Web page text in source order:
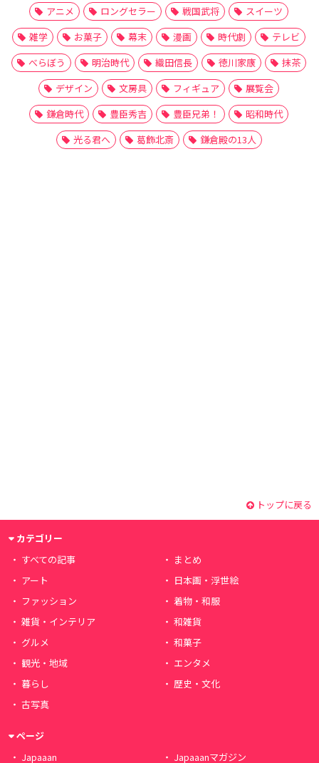
アニメ
ロングセラー 戦国武将
スイーツ
雑学
お菓子 幕末 漫画 時代劇
テレビ
べらぼう
明治時代 織田信長 徳川家康
抹茶
デザイン
文房具 フィギュア
展覧会
鎌倉時代
豊臣秀吉 豊臣兄弟！
昭和時代
光る君へ
葛飾北斎 鎌倉殿の13人
トップに戻る
カテゴリー
すべての記事
まとめ
アート
日本画・浮世絵
ファッション
着物・和服
雑貨・インテリア
和雑貨
グルメ
和菓子
観光・地域
エンタメ
暮らし
歴史・文化
古写真
ページ
Japaaan
Japaaanマガジン